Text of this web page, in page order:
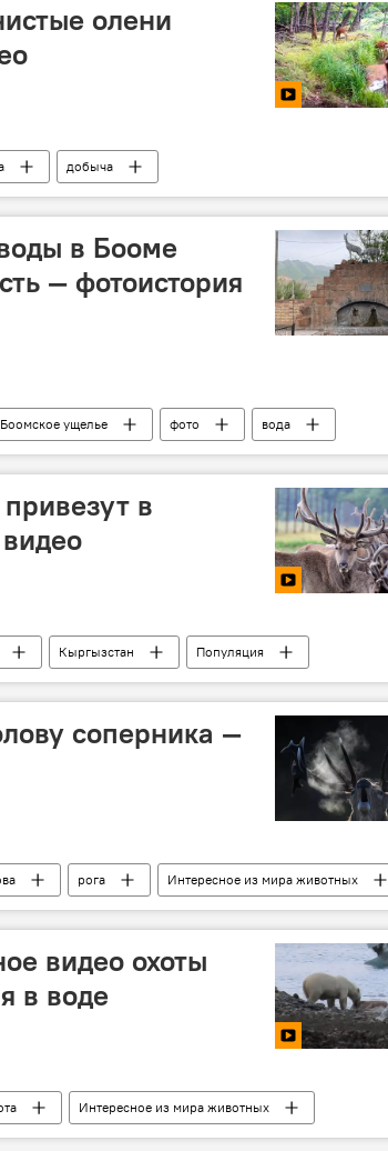
олени
добыча
в Бооме
— фотоистория
Боомское ущелье фото
вода
Колумнисты
в
Кыргызстан
Популяция
соперника —
рога
Интересное из мира животных
видео охоты
в воде
Интересное из мира животных
медведь